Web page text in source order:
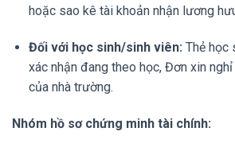
hoặc sao kê tài khoản nhận lương
Đối với học sinh/sinh viên: Thẻ học
xác nhận đang theo học, Đơn xin
của nhà trường.
Nhóm hồ sơ chứng minh tài chính: